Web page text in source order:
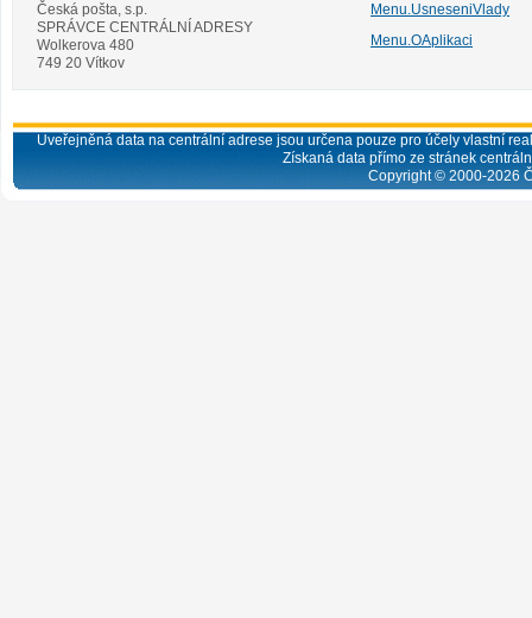
Česká pošta, s.p.
SPRÁVCE CENTRÁLNÍ ADRESY
Wolkerova 480
749 20 Vítkov
Menu.UsneseniVlady
Menu.OAplikaci
Uveřejněná data na centrální adrese jsou určena pouze pro účely vlastní
Získaná data přímo ze stránek
Copyright © 2000-2026